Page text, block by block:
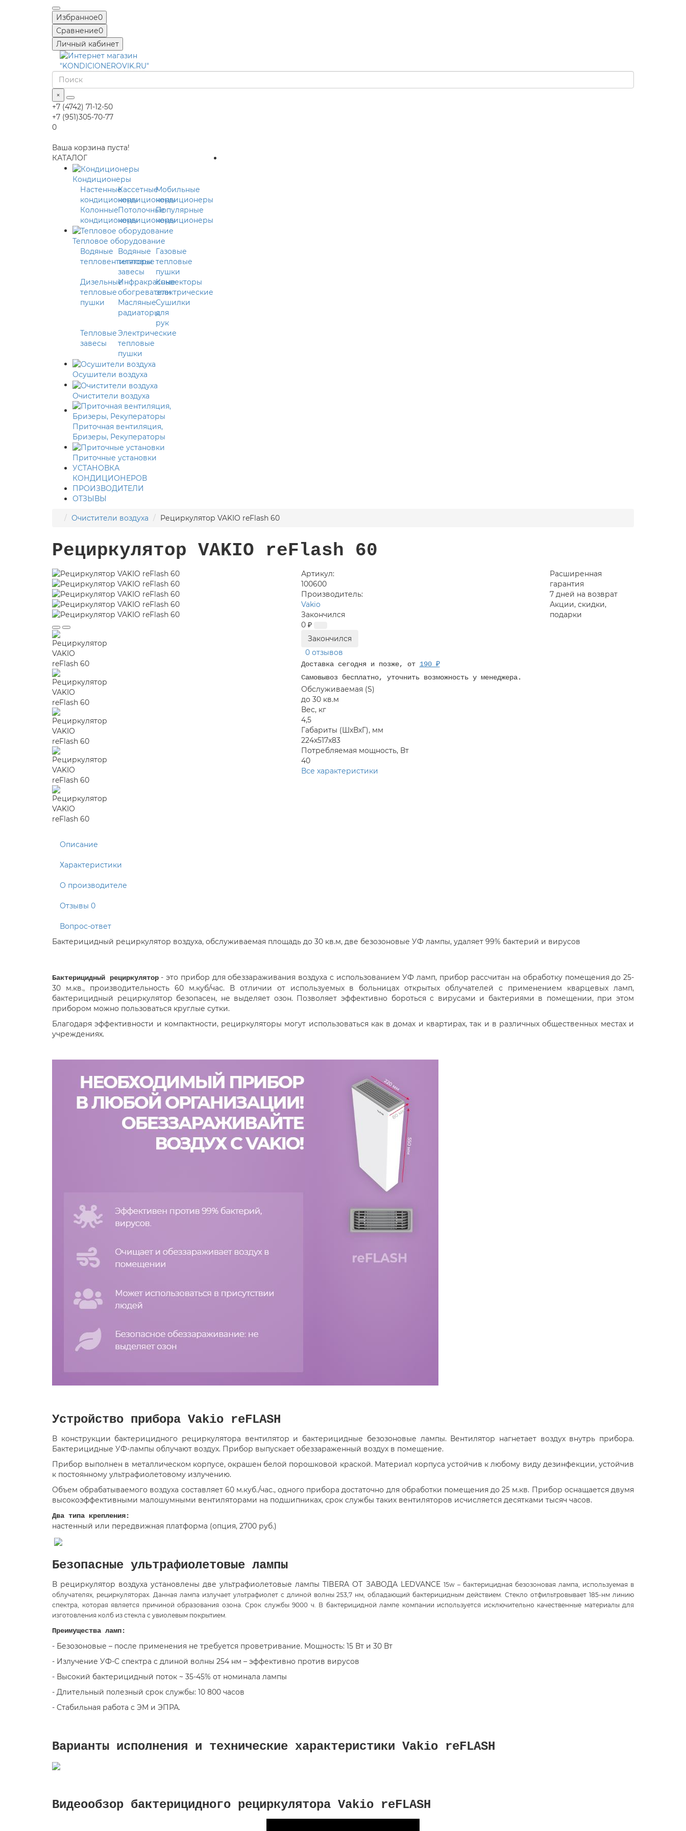
Избранное0
Сравнение0
Личный кабинет
×
+7 (4742) 71-12-50
+7 (951)305-70-77
0
Ваша корзина пуста!
КАТАЛОГ
Кондиционеры
Настенные
кондиционеры
Кассетные
кондиционеры
Мобильные
кондиционеры
Колонные
кондиционеры
Потолочные
кондиционеры
Популярные
кондиционеры
Тепловое оборудование
Водяные
тепловентиляторы
Водяные
тепловые
завесы
Газовые
тепловые
пушки
Дизельные
тепловые
пушки
Инфракрасные
обогреватели
Конвекторы
электрические
Масляные
радиаторы
Сушилки
для
рук
Тепловые
завесы
Электрические
тепловые
пушки
Осушители воздуха
Очистители воздуха
Приточная вентиляция,
Бризеры, Рекуператоры
Приточные установки
УСТАНОВКА
КОНДИЦИОНЕРОВ
ПРОИЗВОДИТЕЛИ
ОТЗЫВЫ
Очистители воздуха Рециркулятор VAKIO reFlash 60
Рециркулятор VAKIO reFlash 60
Артикул:
100600
Производитель:
Vakio
Закончился
0 ₽
Закончился
0 отзывов
Доставка сегодня и позже, от 190 ₽
Самовывоз бесплатно, уточнить возможность у менеджера.
Обслуживаемая (S)
до 30 кв.м
Вес, кг
4,5
Габариты (ШхВхГ), мм
224x517x83
Потребляемая мощность, Вт
40
Все характеристики
Расширенная
гарантия
7 дней на возврат
Акции, скидки,
подарки
Описание
Характеристики
О производителе
Отзывы 0
Вопрос-ответ
Бактерицидный рециркулятор воздуха, обслуживаемая площадь до 30 кв.м, две безозоновые УФ лампы, удаляет 99% бактерий и вирусов
Бактерицидный рециркулятор- это прибор для обеззараживания воздуха с использованием УФ ламп, прибор рассчитан на обработку помещения до 25-
30 м.кв., производительность 60 м.куб/час. В отличии от используемых в больницах открытых облучателей с применением кварцевых ламп,
бактерицидный рециркулятор безопасен, не выделяет озон. Позволяет эффективно бороться с вирусами и бактериями в помещении, при этом
прибором можно пользоваться круглые сутки.
Благодаря эффективности и компактности, рециркуляторы могут использоваться как в домах и квартирах, так и в различных общественных местах и
учреждениях.
Устройство прибора Vakio reFLASH
В конструкции бактерицидного рециркулятора вентилятор и бактерицидные безозоновые лампы. Вентилятор нагнетает воздух внутрь прибора.
Бактерицидные УФ-лампы облучают воздух. Прибор выпускает обеззараженный воздух в помещение.
Прибор выполнен в металлическом корпусе, окрашен белой порошковой краской. Материал корпуса устойчив к любому виду дезинфекции, устойчив
к постоянному ультрафиолетовому излучению.
Объем обрабатываемого воздуха составляет 60 м.куб./час., одного прибора достаточно для обработки помещения до 25 м.кв. Прибор оснащается двумя
высокоэффективными малошумными вентиляторами на подшипниках, срок службы таких вентиляторов исчисляется десятками тысяч часов.
Два типа крепления:
настенный или передвижная платформа (опция, 2700 руб.)
Безопасные ультрафиолетовые лампы
В рециркулятор воздуха установлены две ультрафиолетовые лампы TIBERA ОТ ЗАВОДА LEDVANCE 15w – бактерицидная безозоновая лампа, используемая в
облучателях, рециркуляторах. Данная лампа излучает ультрафиолет с длиной волны 253,7 нм, обладающий бактерицидным действием. Стекло отфильтровывает 185-нм линию
спектра, которая является причиной образования озона. Срок службы 9000 ч. В бактерицидной лампе компании используется исключительно качественные материалы для
изготовления колб из стекла с увиолевым покрытием.
Преимущества ламп:
- Безозоновые – после применения не требуется проветривание. Мощность: 15 Вт и 30 Вт
- Излучение УФ-С спектра с длиной волны 254 нм – эффективно против вирусов
- Высокий бактерицидный поток ~ 35-45% от номинала лампы
- Длительный полезный срок службы: 10 800 часов
- Стабильная работа с ЭМ и ЭПРА.
Варианты исполнения и технические характеристики Vakio reFLASH
Видеообзор бактерицидного рециркулятора Vakio reFLASH